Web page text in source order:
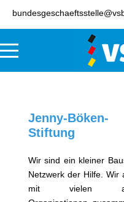
Jenny-Böken-
Stiftung
Wir sind ein kleiner
Netzwerk der Hilfe. Wir
mit vielen